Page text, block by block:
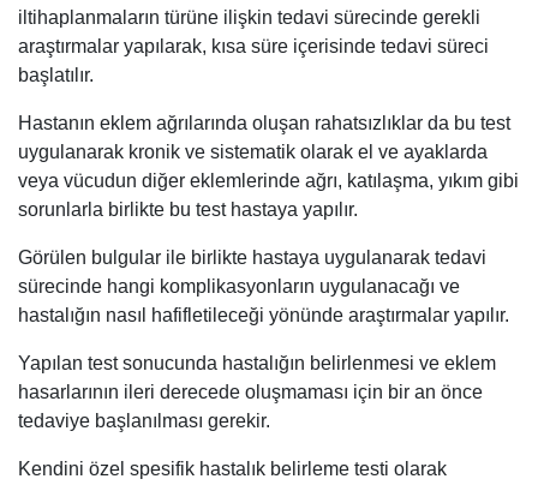
iltihaplanmaların türüne ilişkin tedavi sürecinde gerekli
araştırmalar yapılarak, kısa süre içerisinde tedavi süreci
başlatılır.
Hastanın eklem ağrılarında oluşan rahatsızlıklar da bu test
uygulanarak kronik ve sistematik olarak el ve ayaklarda
veya vücudun diğer eklemlerinde ağrı, katılaşma, yıkım gibi
sorunlarla birlikte bu test hastaya yapılır.
Görülen bulgular ile birlikte hastaya uygulanarak tedavi
sürecinde hangi komplikasyonların uygulanacağı ve
hastalığın nasıl hafifletileceği yönünde araştırmalar yapılır.
Yapılan test sonucunda hastalığın belirlenmesi ve eklem
hasarlarının ileri derecede oluşmaması için bir an önce
tedaviye başlanılması gerekir.
Kendini özel spesifik hastalık belirleme testi olarak